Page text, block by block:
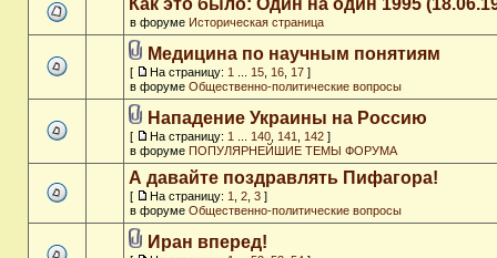
Как это было: Один на один 1995
в форуме Историческая страница
Медицина по научным понятиям
[ На страницу: 1 15 16 17 ]
в форуме Общественно-политические вопросы
Нападение Украины на Россию
[ На страницу: 1 140 141 142 ]
в форуме ПОПУЛЯРНЕЙШИЕ ТЕМЫ ФОРУМА
А давайте поздравлять Пифагора!
[ На страницу: 1 2 3 ]
в форуме Общественно-политические вопросы
Иран вперед!